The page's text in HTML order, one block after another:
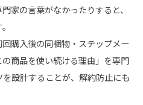
家の言葉がなかったりすると、
購入後の同梱物・ステップメー
商品を使い続ける理由」を専門
設計することが、解約防止にも